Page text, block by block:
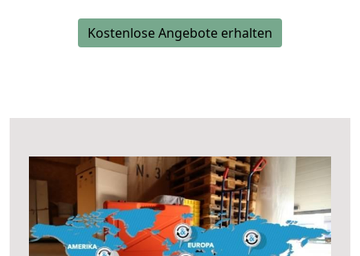
Kostenlose Angebote erhalten